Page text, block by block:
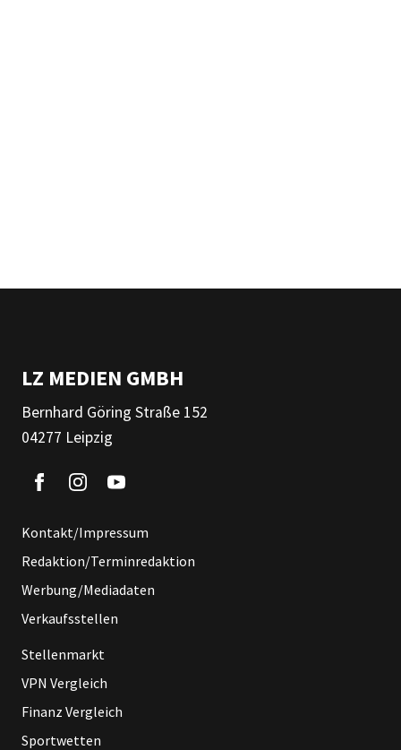
LZ MEDIEN GMBH
Bernhard Göring Straße 152
04277 Leipzig
Kontakt/Impressum
Redaktion/Terminredaktion
Werbung/Mediadaten
Verkaufsstellen
Stellenmarkt
VPN Vergleich
Finanz Vergleich
Sportwetten